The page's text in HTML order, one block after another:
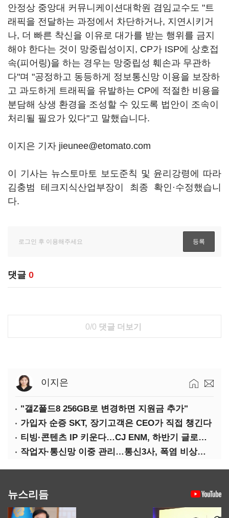
안정상 중앙대 커뮤니케이션대학원 겸임교수도 "트
래픽을 전달하는 과정에서 차단하거나, 지연시키거
나, 더 빠른 착신을 이유로 대가를 받는 행위를 금지
해야 한다는 것이 망중립성이지, CP가 ISP에 상호접
속(피어링)을 하는 경우는 망중립성 훼손과 무관하
다"며 "공정하고 동등하게 정보통신망 이용을 보장하
고 과도하게 트래픽을 유발하는 CP에 적절한 비용을
분담해 상생 환경을 조성할 수 있도록 법안이 조속이
처리될 필요가 있다"고 말했습니다.
이지은 기자 jieunee@etomato.com
이 기사는 뉴스토마토 보도준칙 및 윤리강령에 따라
김충범 테크지식산업부장이 최종 확인·수정했습니
다.
댓글 0
0/0 댓글 더보기
이지은
"갤Z폴드8 256GB로 변경하면 지원금 추가"
가입자 순증 SKT, 장기고객은 CEO가 직접 챙긴다
티빙·콘텐츠 IP 키운다…CJ ENM, 하반기 글로벌 확장 가속
작업자·통신망 이중 관리…통신3사, 폭염 비상대응 돌입
뉴스리듬